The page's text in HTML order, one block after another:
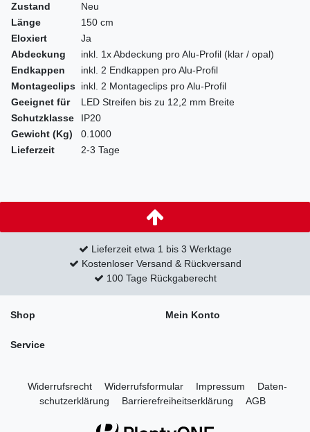
Zustand
Neu
Länge
150 cm
Eloxiert
Ja
Abdeckung
inkl. 1x Abdeckung pro Alu-Profil (klar / opal)
Endkappen
inkl. 2 Endkappen pro Alu-Profil
Montageclips inkl. 2 Montageclips pro Alu-Profil
Geeignet für
LED Streifen bis zu 12,2 mm Breite
Schutzklasse
IP20
Gewicht (Kg)
0.1000
Lieferzeit
2-3 Tage
Lieferzeit etwa 1 bis 3 Werktage
Kostenloser Versand & Rückversand
100 Tage Rückgaberecht
Shop Mein Konto
Service
Widerrufs­recht Widerrufs­formular Impressum
Daten­
schutz­erklärung
Barrierefreiheitserklärung AGB